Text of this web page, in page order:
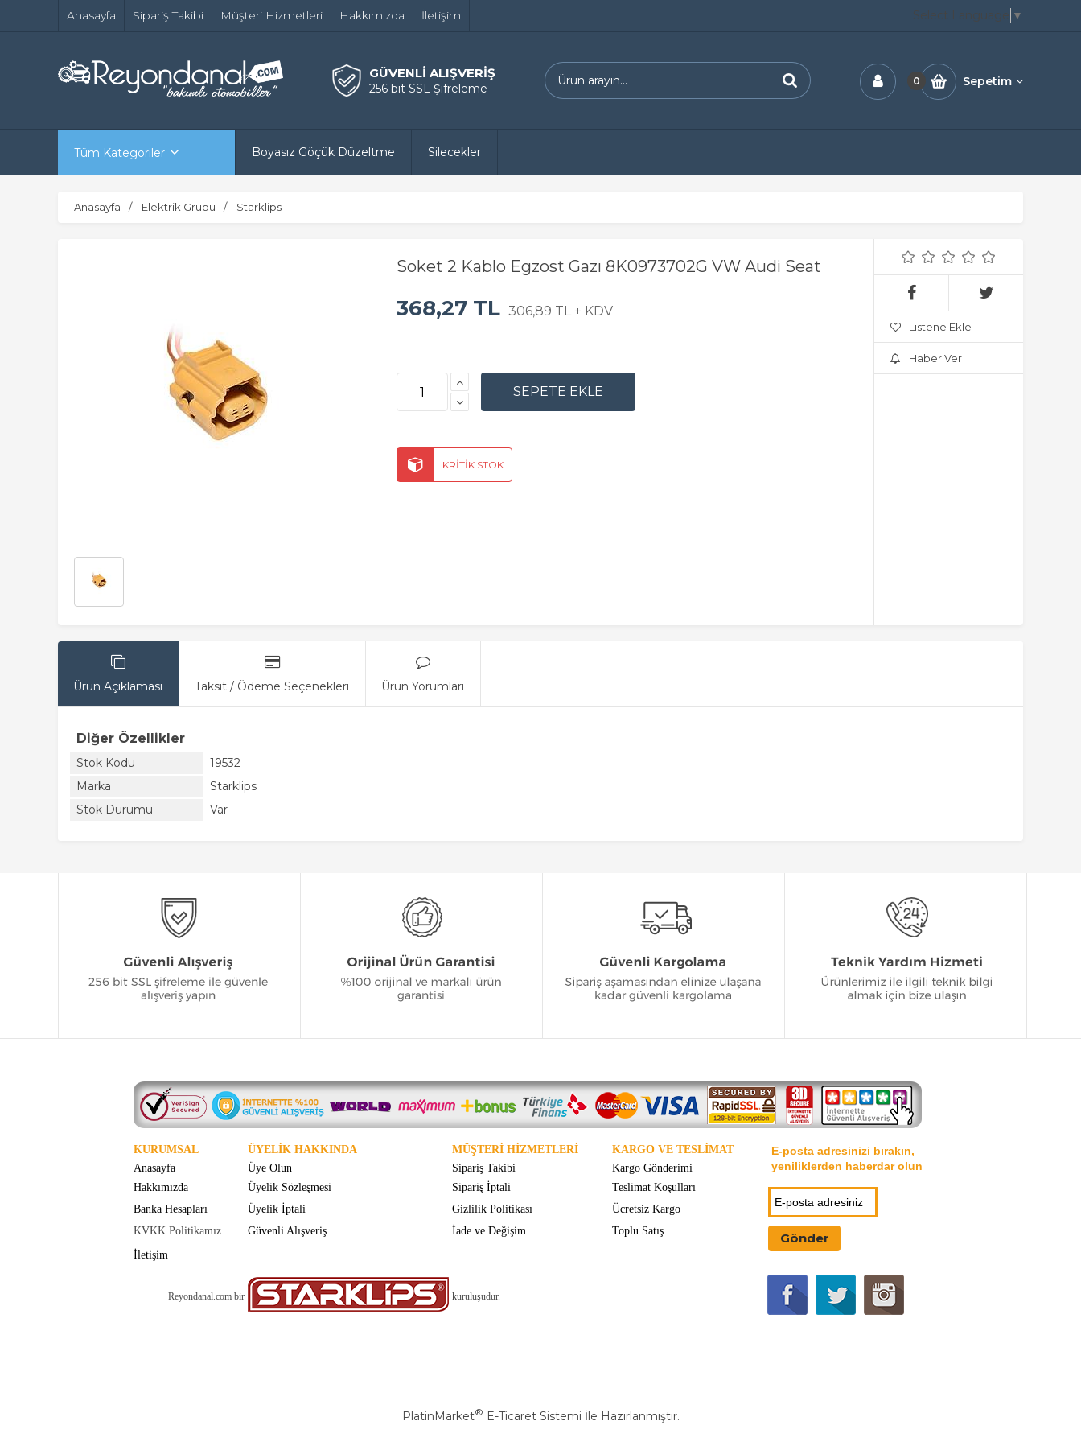
Anasayfa Sipariş Takibi Müşteri Hizmetleri Hakkımızda İletişim Select Language ▼
GÜVENLİ ALIŞVERİŞ
256 bit SSL Şifreleme
0 Sepetim
Tüm Kategoriler Boyasız Göçük Düzeltme Silecekler
Anasayfa Elektrik Grubu Starklips
Soket 2 Kablo Egzost Gazı 8K0973702G VW Audi Seat
368,27 TL 306,89 TL + KDV
Listene Ekle
Haber Ver
Ürün Açıklaması Taksit / Ödeme Seçenekleri Ürün Yorumları
Diğer Özellikler
Stok Kodu
19532
Marka
Starklips
Stok Durumu
Var
KURUMSAL ÜYELİK HAKKINDA MÜŞTERİ HİZMETLERİ KARGO VE TESLİMAT
E-posta adresinizi bırakın,
yeniliklerden haberdar olun
Anasayfa Üye Olun Sipariş Takibi
Kargo Gönderimi
Hakkımızda
Üyelik Sözleşmesi Sipariş İptali
Teslimat Koşulları
Banka Hesapları
Üyelik İptali Gizlilik Politikası
Ücretsiz Kargo
KVKK Politikamız
Güvenli Alışveriş İade ve Değişim
Toplu Satış
İletişim
Reyondanal.com bir kuruluşudur.
PlatinMarket® E-Ticaret Sistemi İle Hazırlanmıştır.